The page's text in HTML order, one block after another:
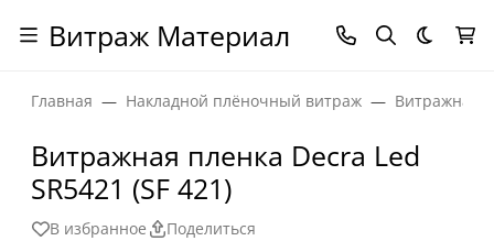
Витраж Материал Темная
Главная Накладной плёночный витраж Витражная
Витражная пленка Decra Led
SR5421 (SF 421)
В избранное Поделиться